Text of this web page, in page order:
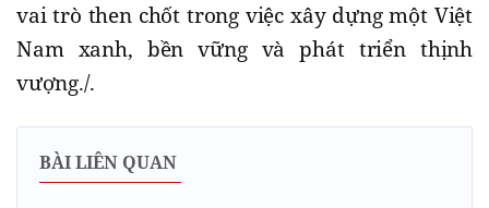
vai trò then chốt trong việc xây dựng một Việt
Nam xanh, bền vững và phát triển thịnh
vượng./.
BÀI LIÊN QUAN